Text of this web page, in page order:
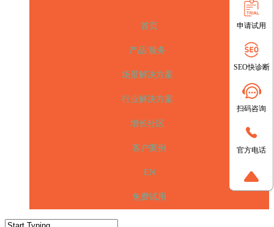
首页
产品/服务
场景解决方案
行业解决方案
增长社区
客户案例
EN
免费试用
申请试用
SEO快诊断
扫码咨询
官方电话